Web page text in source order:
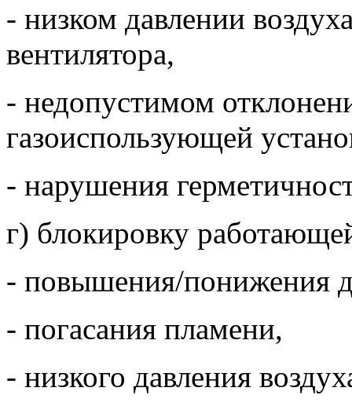
- низком давлении
вентилятора,
- недопустимом
газоиспользующей
- нарушения
г) блокировку
- повышения/понижения
- погасания пламени,
- низкого давления